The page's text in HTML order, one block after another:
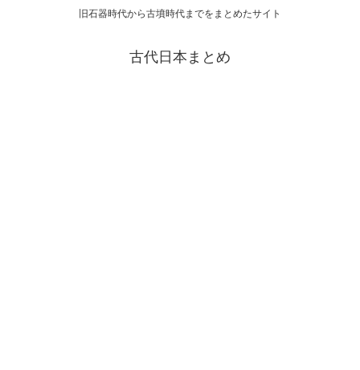
旧石器時代から古墳時代までをまとめたサイト
古代日本まとめ